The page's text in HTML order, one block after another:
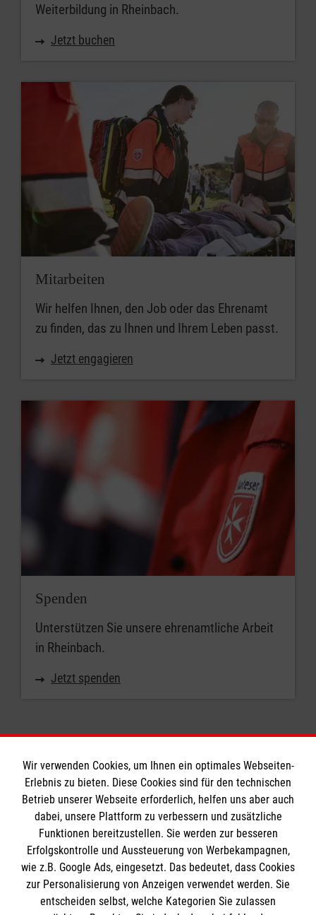
Weiterbildung in Rheinbach.
Jetzt buchen
Mitarbeiten
Wir helfen Ihnen, den Job oder das Ehrenamt
zu finden, das zu Ihnen und Ihrem Leben passt.
Jetzt engagieren
Spenden
Unterstützen Sie unsere ehrenamtliche Arbeit
in Rheinbach.
Jetzt spenden
Informationen
Impressum
Datenschutz
Barrierefreiheit
Die Malteser
Wir verwenden Cookies, um Ihnen ein optimales Webseiten-
Erlebnis zu bieten. Diese Cookies sind für den technischen
Betrieb unserer Webseite erforderlich, helfen uns aber auch
dabei, unsere Plattform zu verbessern und zusätzliche
Funktionen bereitzustellen. Sie werden zur besseren
Erfolgskontrolle und Aussteuerung von Werbekampagnen,
wie z.B. Google Ads, eingesetzt. Das bedeutet, dass Cookies
zur Personalisierung von Anzeigen verwendet werden. Sie
entscheiden selbst, welche Kategorien Sie zulassen